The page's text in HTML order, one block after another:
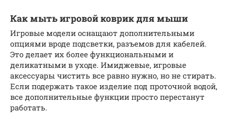
Как мыть игровой коврик для мыши
Игровые модели оснащают дополнительными
опциями вроде подсветки, разъемов для кабелей.
Это делает их более функциональными и
деликатными в уходе. Имиджевые, игровые
аксессуары чистить все равно нужно, но не стирать.
Если подержать такое изделие под проточной водой,
все дополнительные функции просто перестанут
работать.